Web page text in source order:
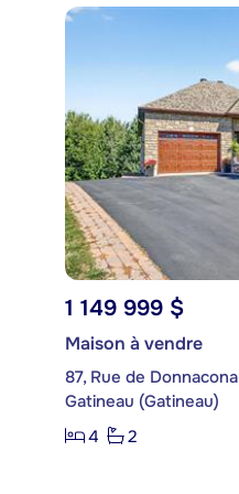
1 149 999 $
Maison à vendre
87, Rue de Donnacona
Gatineau (Gatineau)
4
2